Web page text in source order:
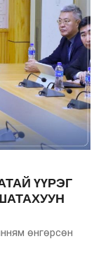
ҮҮРЭГ
өнгөрсөн